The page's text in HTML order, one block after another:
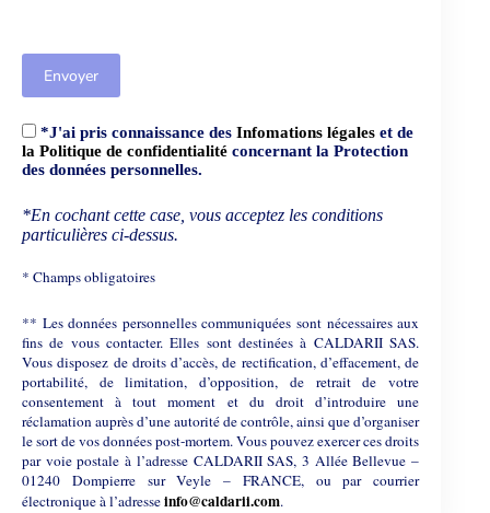
*J'ai pris connaissance des Infomations légales et de
la Politique de confidentialité concernant la Protection
des données personnelles.
*En cochant cette case, vous acceptez les conditions
particulières ci-dessus.
* Champs obligatoires
** Les données personnelles communiquées sont nécessaires aux
fins de vous contacter. Elles sont destinées à CALDARII SAS.
Vous disposez de droits d’accès, de rectification, d’effacement, de
portabilité, de limitation, d’opposition, de retrait de votre
consentement à tout moment et du droit d’introduire une
réclamation auprès d’une autorité de contrôle, ainsi que d’organiser
le sort de vos données post-mortem. Vous pouvez exercer ces droits
par voie postale à l’adresse CALDARII SAS, 3 Allée Bellevue –
01240 Dompierre sur Veyle – FRANCE, ou par courrier
électronique à l’adresseinfo@caldarii.com.